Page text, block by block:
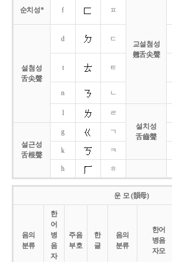
순치성* f ㅍ
교설첨성
翹舌尖聲
설첨성
舌尖聲
d ㄷ
t ㅌ
n ㄴ
l
ㄹ
설치성
舌齒聲
설근성
舌根聲
g ㄱ
k ㅋ
h ㅎ
운 모 (韻母)
음의
분류
한
어
병
음
자
주음
부호
한
글
음의
분류
한어
병음
자모